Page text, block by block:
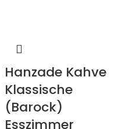
Hanzade Kahve
Klassische
(Barock)
Esszimmer